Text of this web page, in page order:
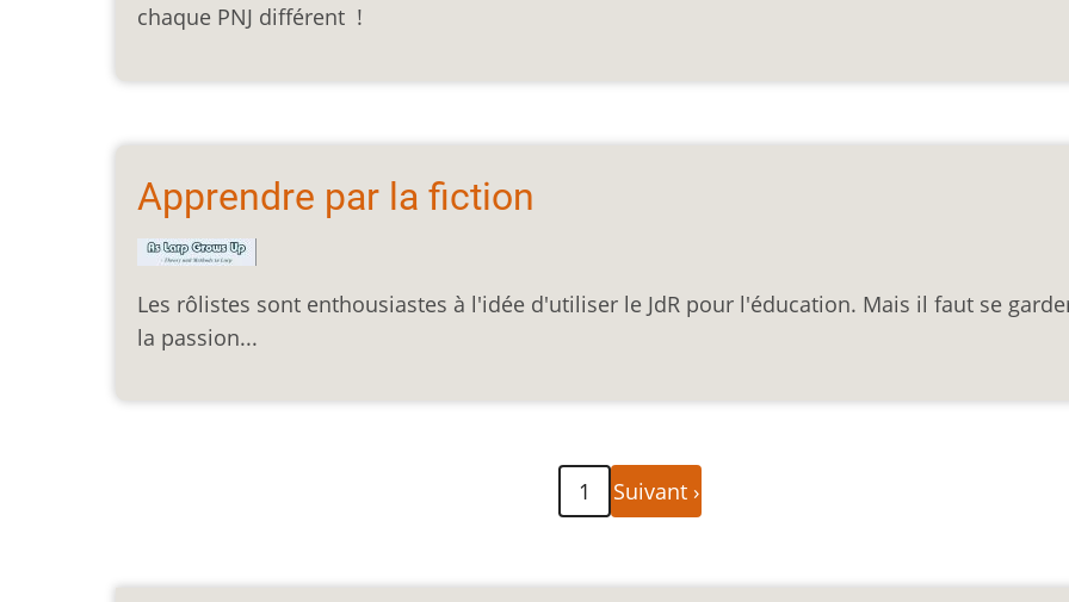
chaque PNJ différent !
Apprendre par la fiction
Les rôlistes sont enthousiastes à l'idée d'utiliser le JdR pour l'éducation. Mais il faut se
la passion...
1
Page
suivante
Suivant ›